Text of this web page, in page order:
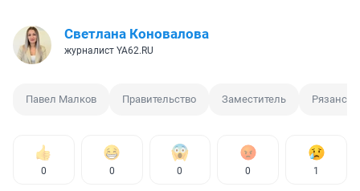
Светлана Коновалова
журналист YA62.RU
Павел Малков Правительство Заместитель
0 0 0 0 1